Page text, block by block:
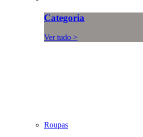
Categoria
Ver tudo >
Roupas